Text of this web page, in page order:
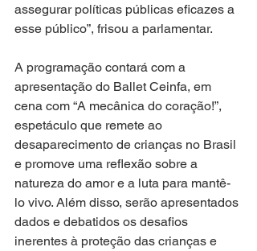
assegurar políticas públicas eficazes a
esse público”, frisou a parlamentar.
A programação contará com a
apresentação do Ballet Ceinfa, em
cena com “A mecânica do coração!”,
espetáculo que remete ao
desaparecimento de crianças no Brasil
e promove uma reflexão sobre a
natureza do amor e a luta para mantê-
lo vivo. Além disso, serão apresentados
dados e debatidos os desafios
inerentes à proteção das crianças e